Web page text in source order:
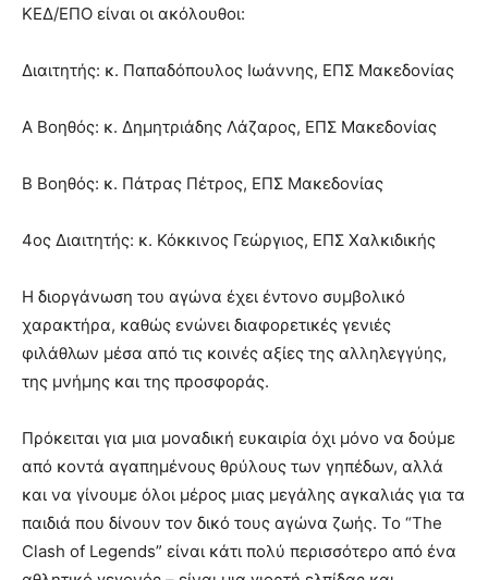
ΚΕΔ/ΕΠΟ είναι οι ακόλουθοι:
Διαιτητής: κ. Παπαδόπουλος Ιωάννης, ΕΠΣ Μακεδονίας
Α Βοηθός: κ. Δημητριάδης Λάζαρος, ΕΠΣ Μακεδονίας
Β Βοηθός: κ. Πάτρας Πέτρος, ΕΠΣ Μακεδονίας
4ος Διαιτητής: κ. Κόκκινος Γεώργιος, ΕΠΣ Χαλκιδικής
Η διοργάνωση του αγώνα έχει έντονο συμβολικό
χαρακτήρα, καθώς ενώνει διαφορετικές γενιές
φιλάθλων μέσα από τις κοινές αξίες της αλληλεγγύης,
της μνήμης και της προσφοράς.
Πρόκειται για μια μοναδική ευκαιρία όχι μόνο να δούμε
από κοντά αγαπημένους θρύλους των γηπέδων, αλλά
και να γίνουμε όλοι μέρος μιας μεγάλης αγκαλιάς για τα
παιδιά που δίνουν τον δικό τους αγώνα ζωής. Το “The
Clash of Legends” είναι κάτι πολύ περισσότερο από ένα